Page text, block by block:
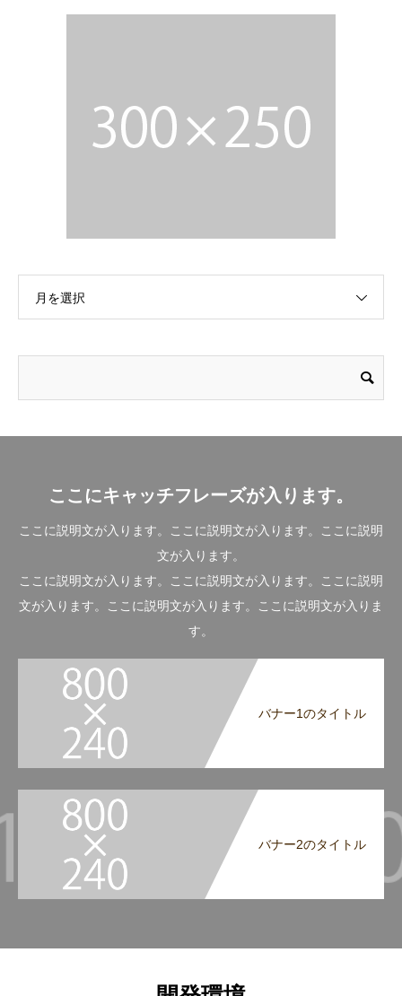
月を選択
ここにキャッチフレーズが入ります。
ここに説明文が入ります。ここに説明文が入ります。ここに説明
文が入ります。
ここに説明文が入ります。ここに説明文が入ります。ここに説明
文が入ります。ここに説明文が入ります。ここに説明文が入りま
す。
バナー1のタイトル
バナー2のタイトル